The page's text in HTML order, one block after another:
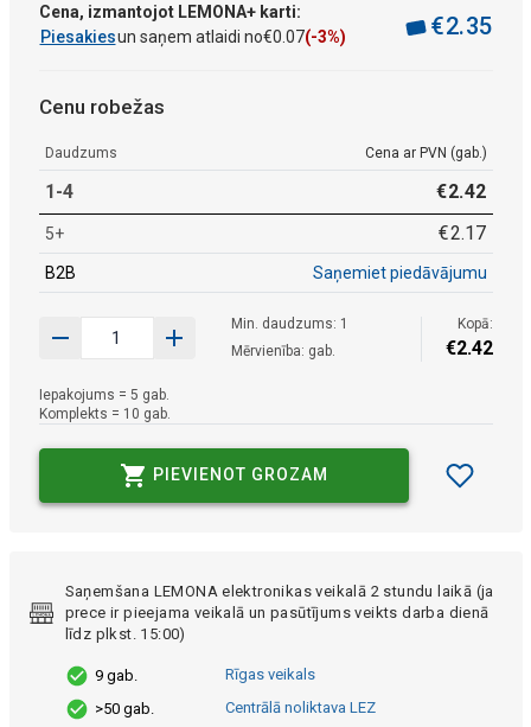
Cena, izmantojot LEMONA+ karti:
Piesakiesun saņem atlaidi no€0 07(-3%) €2.35
Cenu robežas
Daudzums Cena ar PVN (gab.)
1-4 €2.42
5+ €2.17
B2B Saņemiet piedāvājumu
Min. daudzums: 1
Mērvienība: gab.
Kopā:
€2.42
Iepakojums = 5 gab.
Komplekts = 10 gab.
PIEVIENOT GROZAM
Saņemšana LEMONA elektronikas veikalā 2 stundu laikā (ja
prece ir pieejama veikalā un pasūtījums veikts darba dienā
līdz plkst. 15:00)
9 gab.
Rīgas veikals
>50 gab.
Centrālā noliktava LEZ